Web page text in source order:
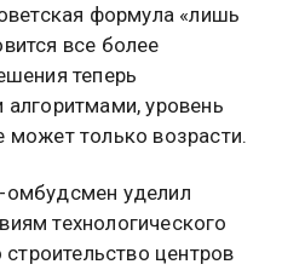
формула «лишь
все более
теперь
уровень
может только возрасти.
омбудсмен уделил
технологического
центров